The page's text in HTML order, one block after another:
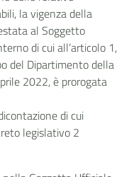
la vigenza della
al Soggetto
di cui all’articolo 1,
del Dipartimento della
2022, è prorogata
di cui
legislativo 2